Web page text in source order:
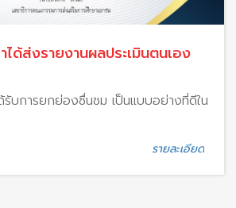
ได้ส่งรายงานผลประเมินตนเอง
รับการยกย่องชื่นชม เป็นแบบอย่างที่ดีใน
รายละเอียด